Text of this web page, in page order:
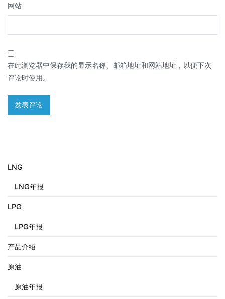
网站
在此浏览器中保存我的显示名称、邮箱地址和网站地址，以便下次
评论时使用。
LNG
LNG年报
LPG
LPG年报
产品介绍
原油
原油年报